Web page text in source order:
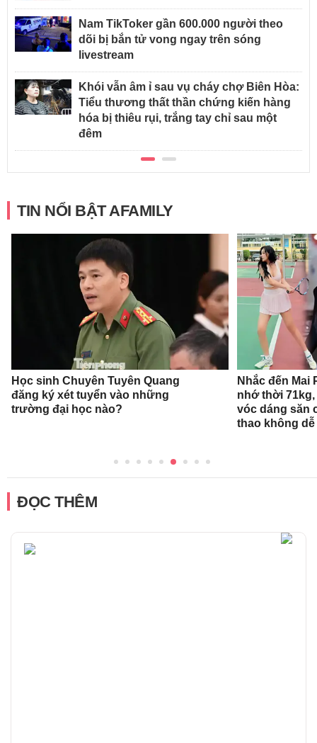
Nam TikToker gần 600.000 người theo
dõi bị bắn tử vong ngay trên sóng
livestream
Khói vẫn âm ỉ sau vụ cháy chợ Biên Hòa:
Tiểu thương thất thần chứng kiến hàng
hóa bị thiêu rụi, trắng tay chỉ sau một
đêm
TIN NỔI BẬT AFAMILY
Học sinh Chuyên Tuyên Quang
đăng ký xét tuyển vào những
trường đại học nào?
Nhắc đến
nhớ thời
vóc dáng săn
thao không
ĐỌC THÊM